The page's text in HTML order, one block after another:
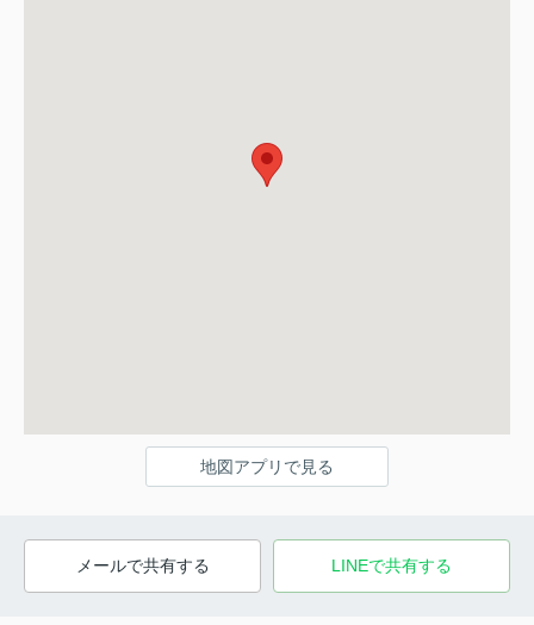
地図アプリで見る
メールで共有する LINEで共有する